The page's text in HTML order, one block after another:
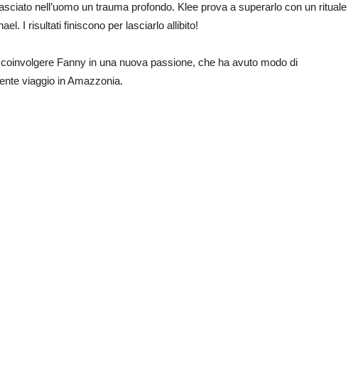
nell’uomo un trauma profondo. Klee prova a superarlo con un rituale
I risultati finiscono per lasciarlo allibito!
Fanny in una nuova passione, che ha avuto modo di
viaggio in Amazzonia.